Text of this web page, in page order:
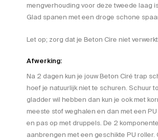
mengverhouding voor deze tweede laag
Glad spanen met een droge schone
Let op; zorg dat je Beton Cire niet
Afwerking:
Na 2 dagen kun je jouw Beton Ciré trap
hoef je natuurlijk niet te schuren. Schuur
gladder wil hebben dan kun je ook met
meeste stof weghalen en dan met een
en pas op met druppels. De 2
aanbrengen met een geschikte PU